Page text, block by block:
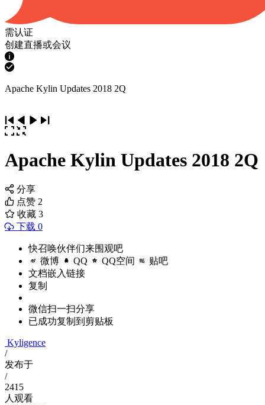
需认证
创建直播或会议
Apache Kylin Updates 2018 2Q
Apache Kylin Updates 2018 2Q
分享
点赞 2
收藏 3
下载 0
快召唤伙伴们来围观吧
微博 QQ QQ空间 贴吧
文档嵌入链接
复制
微信扫一扫分享
已成功复制到剪贴板
Kyligence
/
发布于
/
2415
人观看